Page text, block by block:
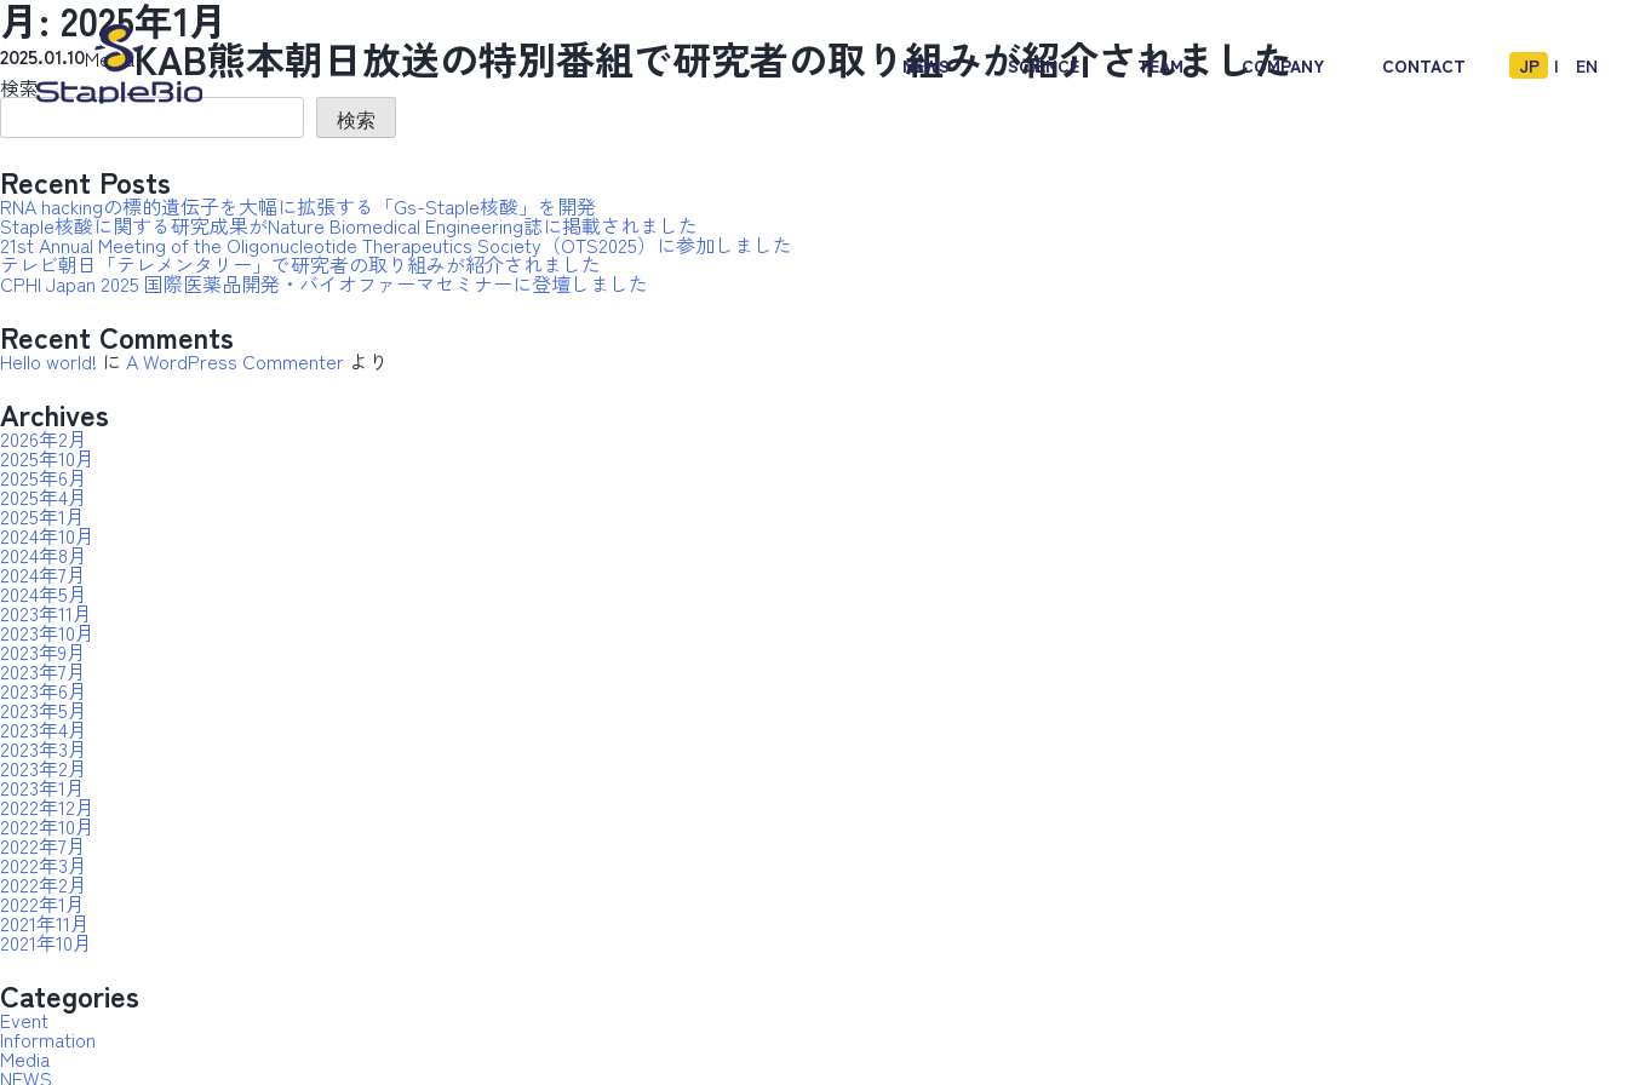
NEWS SCIENCE TEAM COMPANY CONTACT JP EN
月: 2025年1月
2025.01.10MediaKAB熊本朝日放送の特別番組で研究者の取り組みが紹介されました
検索
検索
Recent Posts
RNA hackingの標的遺伝子を大幅に拡張する「Gs-Staple核酸」を開発
Staple核酸に関する研究成果がNature Biomedical Engineering誌に掲載されました
21st Annual Meeting of the Oligonucleotide Therapeutics Society（OTS2025）に参加しました
テレビ朝日「テレメンタリー」で研究者の取り組みが紹介されました
CPHI Japan 2025 国際医薬品開発・バイオファーマセミナーに登壇しました
Recent Comments
Hello world! に A WordPress Commenter より
Archives
2026年2月
2025年10月
2025年6月
2025年4月
2025年1月
2024年10月
2024年8月
2024年7月
2024年5月
2023年11月
2023年10月
2023年9月
2023年7月
2023年6月
2023年5月
2023年4月
2023年3月
2023年2月
2023年1月
2022年12月
2022年10月
2022年7月
2022年3月
2022年2月
2022年1月
2021年11月
2021年10月
Categories
Event
Information
Media
NEWS